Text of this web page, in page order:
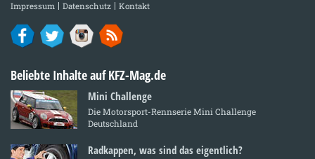
Impressum Datenschutz Kontakt
Beliebte Inhalte auf KFZ-Mag.de
Mini Challenge
Die Motorsport-Rennserie Mini Challenge
Deutschland
Radkappen, was sind das eigentlich?